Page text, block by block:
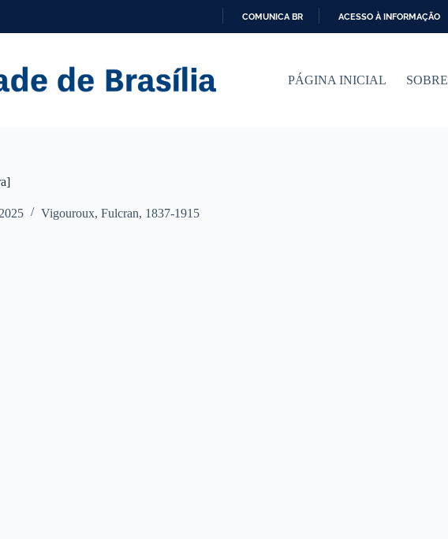
A
COMUNICA BR ACESSO À INFORMAÇÃO
PÁGINA INICIAL SOBRE
Vigouroux, Fulcran, 1837-1915